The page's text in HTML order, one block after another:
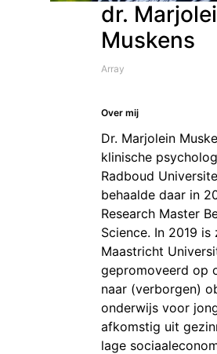
dr.
Muskens
Array
Over mij
Dr. Marjolein
klinische
Radboud
behaalde daar in
Research Master
Science. In 2019 is
Maastricht
gepromoveerd op
naar (verborgen)
onderwijs voor
afkomstig uit
lage